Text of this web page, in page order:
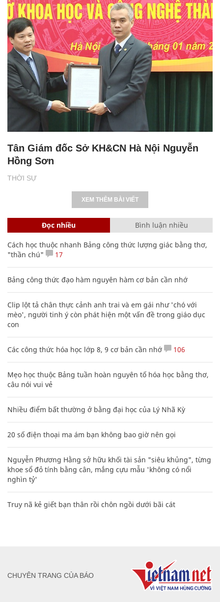
THỜI SỰ
Tân Giám đốc Sở KH&CN Hà Nội Nguyễn
Hồng Sơn
XEM THÊM BÀI VIẾT
Đọc nhiều Bình luận nhiều
Cách học thuộc nhanh Bảng công thức lượng giác bằng thơ,
"thần chú"
17
Bảng công thức đạo hàm nguyên hàm cơ bản cần nhớ
Clip lột tả chân thực cảnh anh trai và em gái như 'chó với
mèo', người tinh ý còn phát hiện một vấn đề trong giáo dục
con
Các công thức hóa học lớp 8, 9 cơ bản cần nhớ 106
Mẹo học thuộc Bảng tuần hoàn nguyên tố hóa học bằng thơ,
câu nói vui vẻ
Nhiều điểm bất thường ở bằng đại học của Lý Nhã Kỳ
20 số điện thoại ma ám bạn không bao giờ nên gọi
Nguyễn Phương Hằng sở hữu khối tài sản "siêu khủng", từng
khoe sổ đỏ tính bằng cân, mắng cựu mẫu 'không có nổi
nghìn tỷ'
Truy nã kẻ giết bạn thân rồi chôn ngồi dưới bãi cát
CHUYÊN TRANG CỦA BÁO